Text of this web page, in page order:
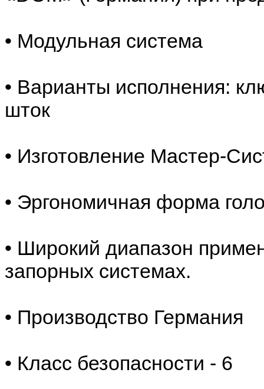
• Модульная система
• Варианты исполнения:
шток
• Изготовление Мастер-
• Эргономичная форма
• Широкий диапазон
запорных системах.
• Производство Германия
• Класс безопасности - 6